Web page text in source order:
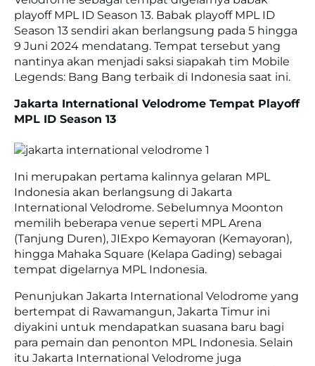
playoff MPL ID Season 13. Babak playoff MPL ID
Season 13 sendiri akan berlangsung pada 5 hingga
9 Juni 2024 mendatang. Tempat tersebut yang
nantinya akan menjadi saksi siapakah tim Mobile
Legends: Bang Bang terbaik di Indonesia saat ini.
Jakarta International Velodrome Tempat Playoff
MPL ID Season 13
Ini merupakan pertama kalinnya gelaran MPL
Indonesia akan berlangsung di Jakarta
International Velodrome. Sebelumnya Moonton
memilih beberapa venue seperti MPL Arena
(Tanjung Duren), JIExpo Kemayoran (Kemayoran),
hingga Mahaka Square (Kelapa Gading) sebagai
tempat digelarnya MPL Indonesia.
Penunjukan Jakarta International Velodrome yang
bertempat di Rawamangun, Jakarta Timur ini
diyakini untuk mendapatkan suasana baru bagi
para pemain dan penonton MPL Indonesia. Selain
itu Jakarta International Velodrome juga